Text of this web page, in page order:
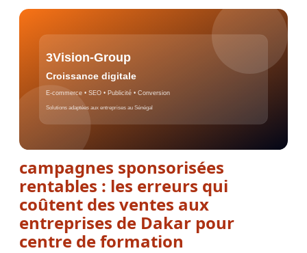
campagnes sponsorisées
rentables : les erreurs qui
coûtent des ventes aux
entreprises de Dakar pour
centre de formation